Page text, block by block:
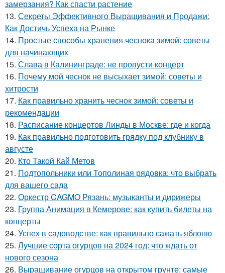
замерзания? Как спасти растение
13. Секреты Эффективного Выращивания и Продажи:
Как Достичь Успеха на Рынке
14. Простые способы хранения чеснока зимой: советы
для начинающих
15. Слава в Калининграде: не пропусти концерт
16. Почему мой чеснок не высыхает зимой: советы и
хитрости
17. Как правильно хранить чеснок зимой: советы и
рекомендации
18. Расписание концертов Линды в Москве: где и когда
19. Как правильно подготовить грядку под клубнику в
августе
20. Кто Такой Кай Метов
21. Подтопольники или Тополиная рядовка: что выбрать
для вашего сада
22. Оркестр CAGMO Рязань: музыканты и дирижеры
23. Группа Анимация в Кемерове: как купить билеты на
концерты
24. Успех в садоводстве: как правильно сажать яблоню
25. Лучшие сорта огурцов на 2024 год: что ждать от
нового сезона
26. Выращивание огурцов на открытом грунте: самые